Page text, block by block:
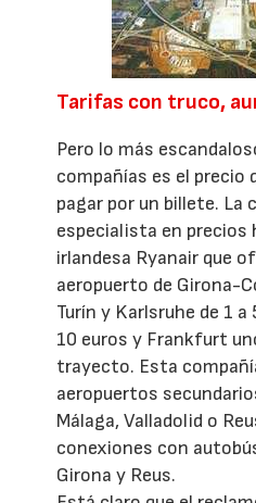
Tarifas con truco,
Pero lo más
compañías es el precio
pagar por un billete. La
especialista en precios
irlandesa Ryanair que
aeropuerto de Girona-
Turín y Karlsruhe de 1
10 euros y Frankfurt
trayecto. Esta
aeropuertos
Málaga, Valladolid o
conexiones con
Girona y Reus.